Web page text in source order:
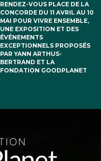
RENDEZ-VOUS PLACE DE LA
CONCORDE DU 11 AVRIL AU 10
MAI POUR VIVRE ENSEMBLE,
UNE EXPOSITION ET DES
ÉVÉNEMENTS
EXCEPTIONNELS PROPOSÉS
PAR YANN ARTHUS-
BERTRAND ET LA
FONDATION GOODPLANET